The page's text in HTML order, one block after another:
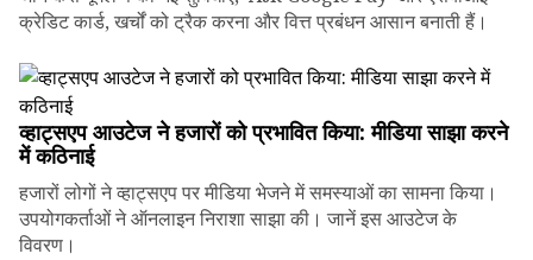
क्रेडिट कार्ड, खर्चों को ट्रैक करना और वित्त प्रबंधन आसान बनाती हैं।
व्हाट्सएप आउटेज ने हजारों को प्रभावित किया: मीडिया साझा करने
में कठिनाई
हजारों लोगों ने व्हाट्सएप पर मीडिया भेजने में समस्याओं का सामना किया।
उपयोगकर्ताओं ने ऑनलाइन निराशा साझा की। जानें इस आउटेज के
विवरण।